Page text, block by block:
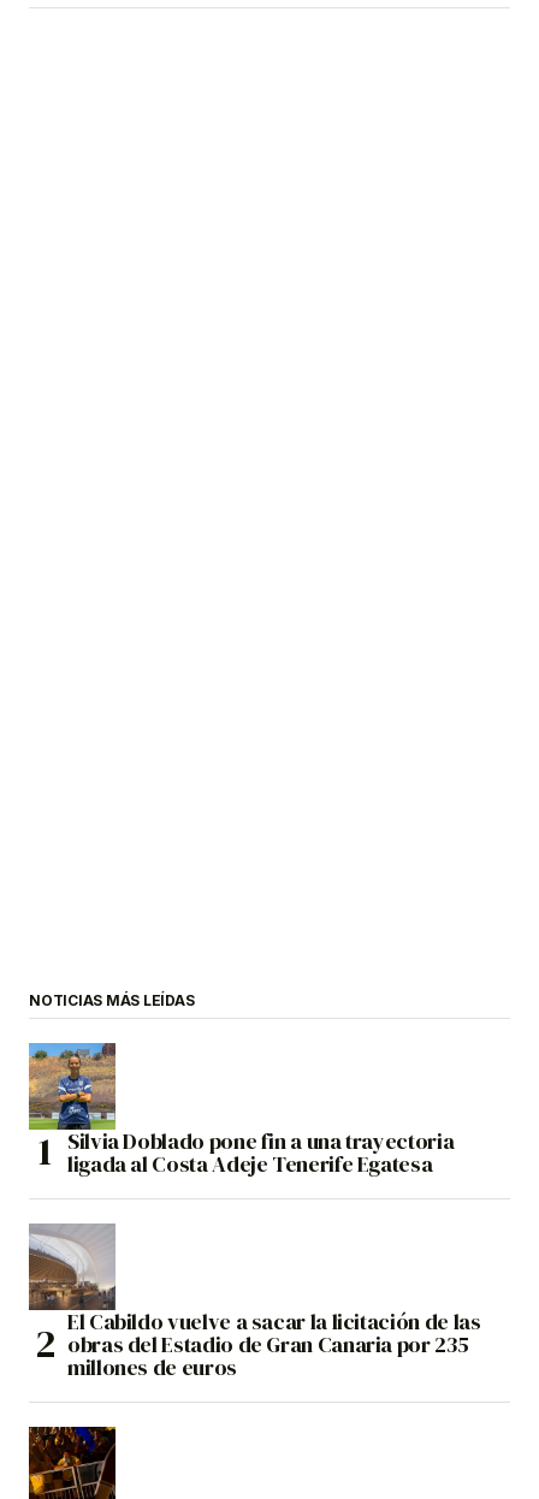
NOTICIAS MÁS LEÍDAS
Silvia Doblado pone fin a una trayectoria
ligada al Costa Adeje Tenerife Egatesa
El Cabildo vuelve a sacar la licitación de las
obras del Estadio de Gran Canaria por 235
millones de euros